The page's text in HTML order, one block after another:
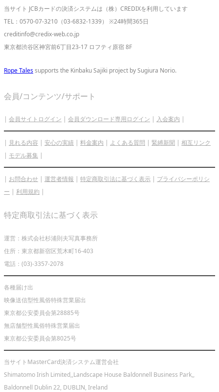
当サイト JCBカードの決済システムは（株）CREDIXを利用しています
TEL：0570-07-3210（03-6832-1339） ※24時間365日
creditinfo@credix-web.co.jp
東京都渋谷区神宮前6丁目23-17 ロフティ原宿 8F
Rope Talessupports the Kinbaku Sajiki project by Sugiura Norio.
会員/コンテンツ/サポート
| 会員サイトログイン | 会員ダウンロード専用ログイン | 入会案内 |
| 見れる内容 | 安心の実績 | 料金案内 | よくある質問 | 緊縛新聞 | 相互リンク
| モデル募集 |
| お問合わせ | 運営者情報 | 特定商取引法に基づく表示 | プライバシーポリシ
ー | 利用規約 |
特定商取引法に基づく表示
運営：株式会社杉浦則夫写真事務所
住所：東京都新宿区荒木町16-403
電話：(03)-3357-2078
各種届け出
映像送信型性風俗特殊営業届出
東京都公安委員会第28885号
無店舗型性風俗特殊営業届出
東京都公安委員会第8025号
当サイトMasterCard決済システム運営会社
Shimatomo Irish Limited,,Landscape House Baldonnell Business Park,,
Baldonnell Dublin 22, DUBLIN, Ireland